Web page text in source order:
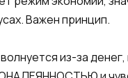
Важен принцип.
из-за